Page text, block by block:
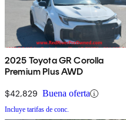
2025 Toyota GR Corolla
Premium Plus AWD
$42,829 Buena oferta
Incluye tarifas de conc.